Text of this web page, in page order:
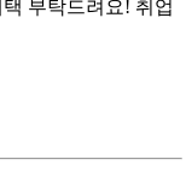
부탁드려요! 취업